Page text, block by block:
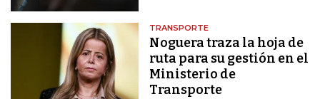
TRANSPORTE
Noguera traza la hoja de
ruta para su gestión en el
Ministerio de
Transporte